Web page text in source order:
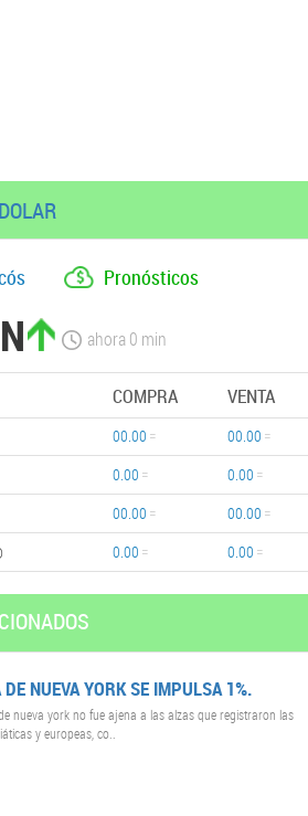
Pronósticos
ahora0 min
COMPRA VENTA
00.00
00.00
0.00
0.00
00.00
00.00
0.00 0.00
DE NUEVA YORK SE IMPULSA 1%.
nueva york no fue ajena a las alzas que registraron las
y europeas, co..